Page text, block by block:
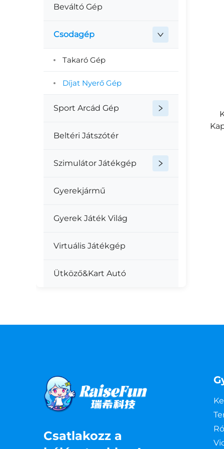
Beváltó Gép
Csodagép
Takaró Gép
Díjat Nyerő Gép
Sport Arcád Gép
Beltéri Játszótér
Szimulátor Játékgép
Gyerekjármű
Gyerek Játék Világ
Virtuális Játékgép
Ütköző&Kart Autó
Csatlakozz a